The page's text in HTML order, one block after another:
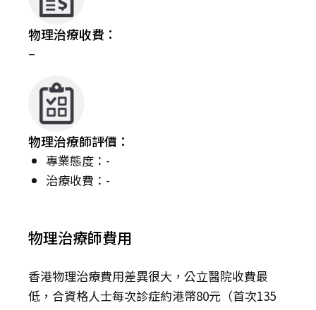
物理治療收費：
–
物理治療師評價：
專業態度：-
治療收費：-
物理治療師費用
香港物理治療費用差異很大，公立醫院收費最
低，合資格人士每次診症約港幣80元（首次135